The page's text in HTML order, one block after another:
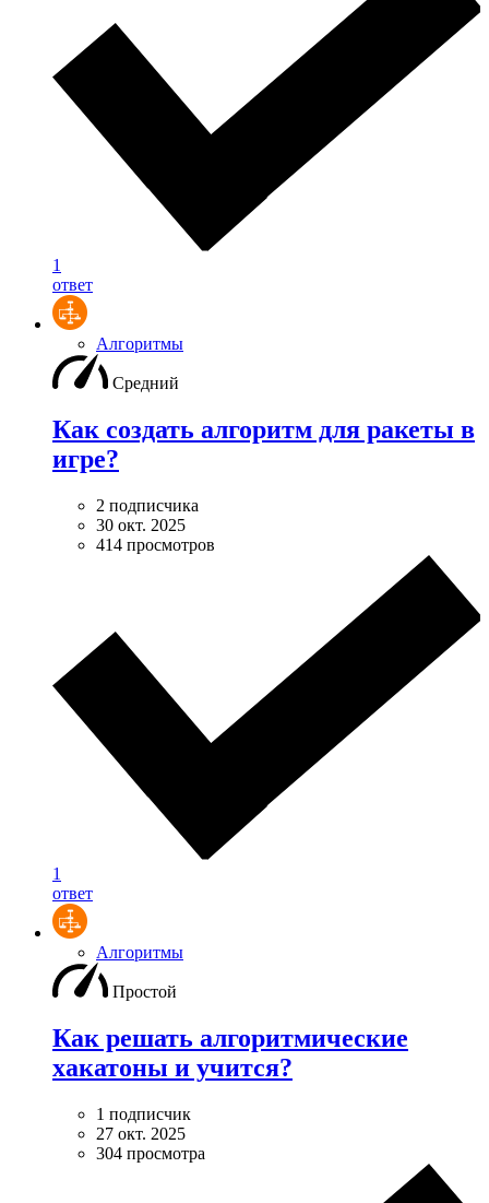
1
ответ
Алгоритмы
Средний
Как создать алгоритм для ракеты в
игре?
2 подписчика
30 окт. 2025
414 просмотров
1
ответ
Алгоритмы
Простой
Как решать алгоритмические
хакатоны и учится?
1 подписчик
27 окт. 2025
304 просмотра